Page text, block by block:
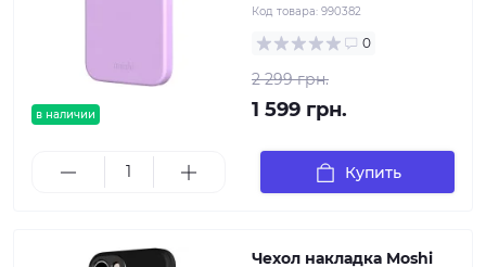
в наличии
Код товара: 990382
0
2 299 грн.
1 599 грн.
Купить
Чехол накладка Moshi